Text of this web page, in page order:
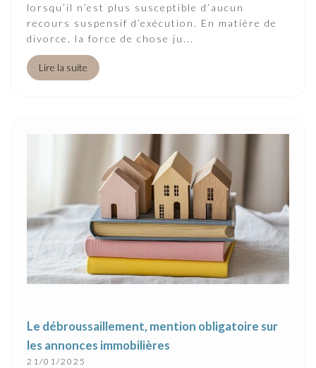
lorsqu’il n’est plus susceptible d’aucun
recours suspensif d’exécution. En matière de
divorce, la force de chose ju...
Lire la suite
Le débroussaillement, mention obligatoire sur
les annonces immobilières
21/01/2025